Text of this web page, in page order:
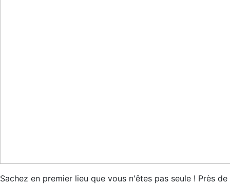
Sachez en premier lieu que vous n'êtes pas seule ! Près